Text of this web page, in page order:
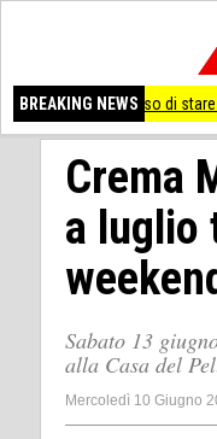
BREAKING NEWS
di stare dalla parte
Crema
a luglio
Sabato 13
alla Casa del
Mercoledì 10 Giugno